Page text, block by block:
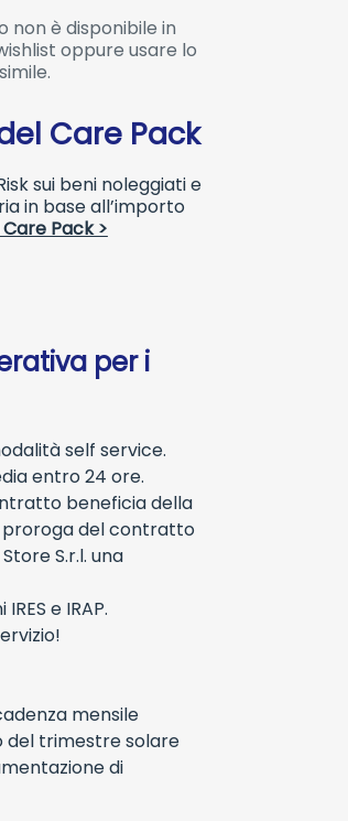
è disponibile in
oppure usare lo
Care Pack
sui beni noleggiati e
in base all’importo
Pack >
per i
self service.
entro 24 ore.
beneficia della
proroga del contratto
S.r.l. una
e IRAP.
mensile
del trimestre solare
di